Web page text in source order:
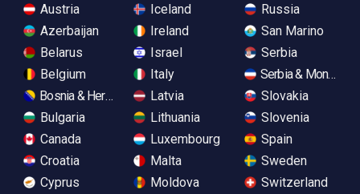
Austria
Azerbaijan
Belarus
Belgium
Bosnia & Herzegovina
Bulgaria
Canada
Croatia
Cyprus
Iceland
Ireland
Israel
Italy
Latvia
Lithuania
Luxembourg
Malta
Moldova
Russia
San Marino
Serbia
Serbia &
Slovakia
Slovenia
Spain
Sweden
Switzerland